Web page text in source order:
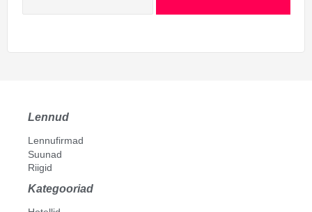
Lennud
Lennufirmad
Suunad
Riigid
Kategooriad